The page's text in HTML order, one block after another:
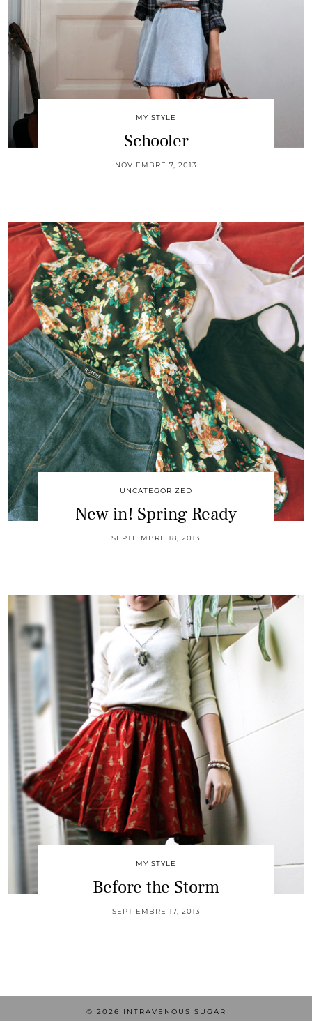
MY STYLE
Schooler
NOVIEMBRE 7, 2013
UNCATEGORIZED
New in! Spring Ready
SEPTIEMBRE 18, 2013
MY STYLE
Before the Storm
SEPTIEMBRE 17, 2013
© 2026 INTRAVENOUS SUGAR